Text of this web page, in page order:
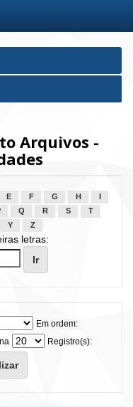
Arquivos -
E F G H
Q R S
T
Y Z
letras:
Em ordem:
Registro(s):